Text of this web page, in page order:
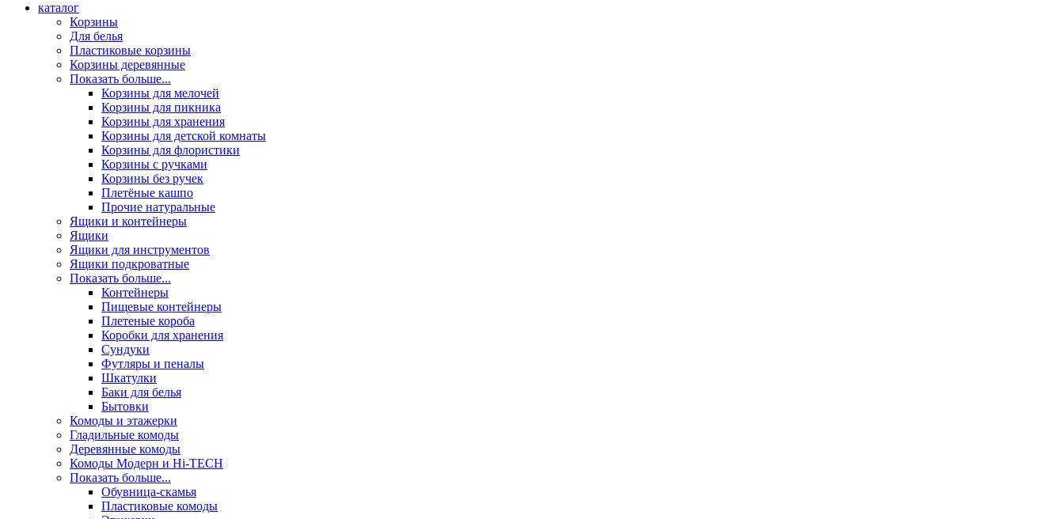
каталог
Корзины
Для белья
Пластиковые корзины
Корзины деревянные
Показать больше...
Корзины для мелочей
Корзины для пикника
Корзины для хранения
Корзины для детской комнаты
Корзины для флористики
Корзины с ручками
Корзины без ручек
Плетёные кашпо
Прочие натуральные
Ящики и контейнеры
Ящики
Ящики для инструментов
Ящики подкроватные
Показать больше...
Контейнеры
Пищевые контейнеры
Плетеные короба
Коробки для хранения
Сундуки
Футляры и пеналы
Шкатулки
Баки для белья
Бытовки
Комоды и этажерки
Гладильные комоды
Деревянные комоды
Комоды Модерн и Hi-TECH
Показать больше...
Обувница-скамья
Пластиковые комоды